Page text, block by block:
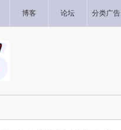
博客 论坛 分类广告